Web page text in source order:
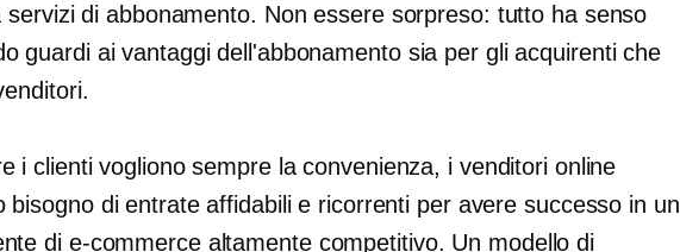
servizi di abbonamento. Non essere sorpreso: tutto ha senso
guardi ai vantaggi dell'abbonamento sia per gli acquirenti che
i clienti vogliono sempre la convenienza, i venditori online
bisogno di entrate affidabili e ricorrenti per avere successo in un
di e-commerce altamente competitivo. Un modello di